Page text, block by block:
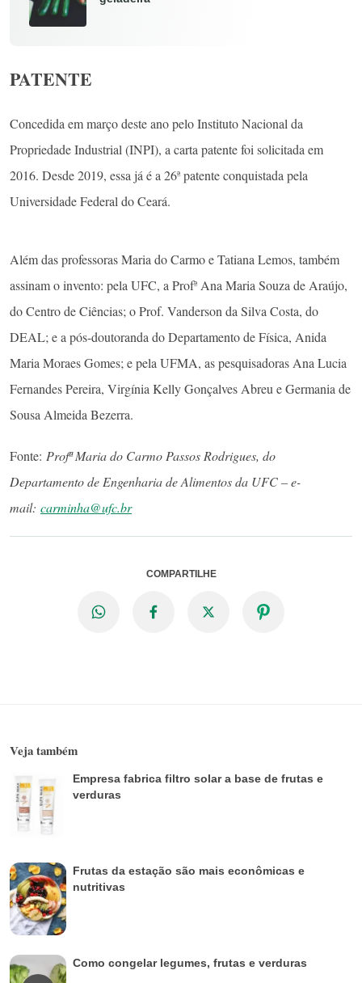
períodos de entressafra, sem assim onerar os custos de produção
hortaliças, minimizando o desperdício e diversificando o
consumo”, destaca a Profª Tatiana Lemos.
geladeira
PATENTE
Concedida em março deste ano pelo Instituto Nacional da
Propriedade Industrial (INPI), a carta patente foi solicitada em
2016. Desde 2019, essa já é a 26ª patente conquistada pela
Universidade Federal do Ceará.
Maria Moraes Gomes; e pela UFMA, as pesquisadoras Ana Lucia
COMPARTILHE
Veja também